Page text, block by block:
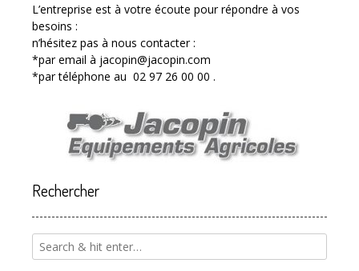
L’entreprise est à votre écoute pour répondre à vos
besoins :
n’hésitez pas à nous contacter :
*par email à jacopin@jacopin.com
*par téléphone au 02 97 26 00 00 .
Rechercher